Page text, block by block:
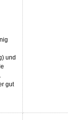
und
gut